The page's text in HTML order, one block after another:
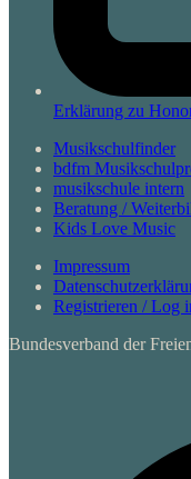
Erklärung zu
Musikschulfinder
bdfm
musikschule intern
Beratung /
Kids Love Music
Impressum
Registrieren / Log
Bundesverband der